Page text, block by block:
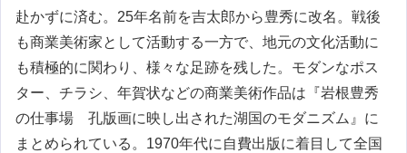
赴かずに済む。25年名前を吉太郎から豊秀に改名。戦後
も商業美術家として活動する一方で、地元の文化活動に
も積極的に関わり、様々な足跡を残した。モダンなポス
ター、チラシ、年賀状などの商業美術作品は『岩根豊秀
の仕事場 孔版画に映し出された湖国のモダニズム』に
まとめられている。1970年代に自費出版に着目して全国